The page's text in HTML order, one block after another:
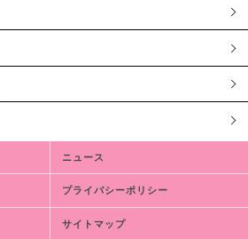
ニュース
プライバシーポリシー
サイトマップ